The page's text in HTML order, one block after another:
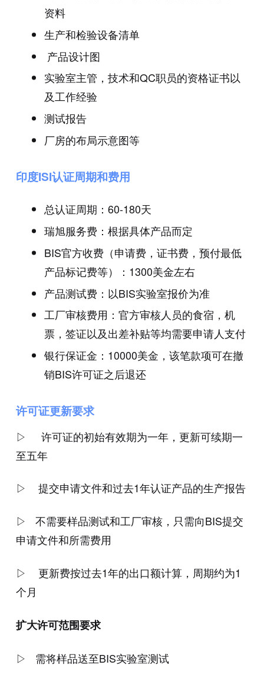
资料
生产和检验设备清单
产品设计图
实验室主管，技术和QC职员的资格证书以
及工作经验
测试报告
厂房的布局示意图等
印度ISI认证周期和费用
总认证周期：60-180天
瑞旭服务费：根据具体产品而定
BIS官方收费（申请费，证书费，预付最低
产品标记费等）：1300美金左右
产品测试费：以BIS实验室报价为准
工厂审核费用：官方审核人员的食宿，机
票，签证以及出差补贴等均需要申请人支付
银行保证金：10000美金，该笔款项可在撤
销BIS许可证之后退还
许可证更新要求
▷ 许可证的初始有效期为一年，更新可续期一
至五年
▷ 提交申请文件和过去1年认证产品的生产报告
▷ 不需要样品测试和工厂审核，只需向BIS提交
申请文件和所需费用
▷ 更新费按过去1年的出口额计算，周期约为1
个月
扩大许可范围要求
▷ 需将样品送至BIS实验室测试